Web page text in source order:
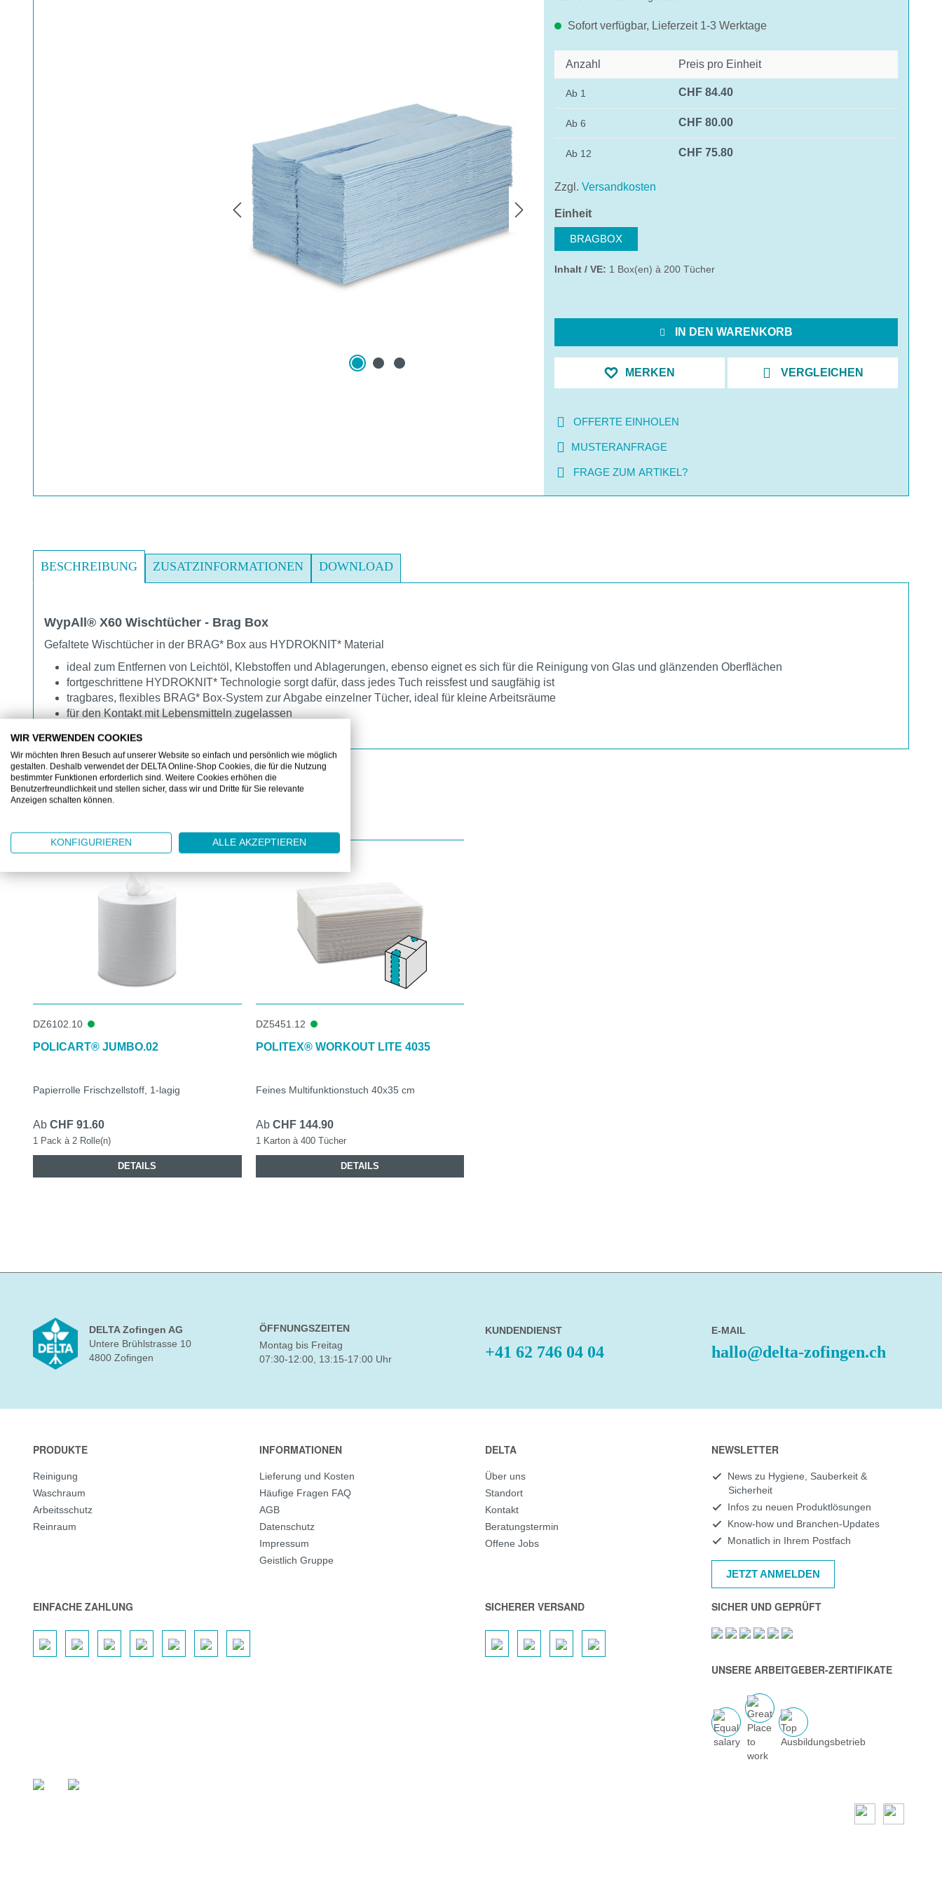
Sofort verfügbar, Lieferzeit 1-3 Werktage
Anzahl Preis pro Einheit
Ab 1 CHF 84.40
Ab 6 CHF 80.00
Ab 12 CHF 75.80
Zzgl. Versandkosten
Einheitauswählen
BRAGBOX
Inhalt / VE: 1 Box(en) à 200 Tücher
IN DEN WARENKORB
MERKEN VERGLEICHEN
OFFERTE EINHOLEN
MUSTERANFRAGE
FRAGE ZUM ARTIKEL?
BESCHREIBUNG ZUSATZINFORMATIONEN DOWNLOAD
WypAll® X60 Wischtücher - Brag Box
Gefaltete Wischtücher in der BRAG* Box aus HYDROKNIT* Material
ideal zum Entfernen von Leichtöl, Klebstoffen und Ablagerungen, ebenso eignet es sich für die Reinigung von Glas und glänzenden Oberflächen
fortgeschrittene HYDROKNIT* Technologie sorgt dafür, dass jedes Tuch reissfest und saugfähig ist
tragbares, flexibles BRAG* Box-System zur Abgabe einzelner Tücher, ideal für kleine Arbeitsräume
für den Kontakt mit Lebensmitteln zugelassen
Produktgalerie überspringen
DZ6102.10
POLICART® JUMBO.02
Papierrolle Frischzellstoff, 1-lagig
Ab CHF 91.60
1 Pack à 2 Rolle(n)
DETAILS
DZ5451.12
POLITEX® WORKOUT LITE 4035
Feines Multifunktionstuch 40x35 cm
Ab CHF 144.90
1 Karton à 400 Tücher
DETAILS
DELTA Zofingen AG
Untere Brühlstrasse 10
4800 Zofingen
ÖFFNUNGSZEITEN
Montag bis Freitag
07:30-12:00, 13:15-17:00 Uhr
KUNDENDIENST
+41 62 746 04 04
E-MAIL
hallo@delta-zofingen.ch
PRODUKTE
Reinigung
Waschraum
Arbeitsschutz
Reinraum
INFORMATIONEN
Lieferung und Kosten
Häufige Fragen FAQ
AGB
Datenschutz
Impressum
Geistlich Gruppe
DELTA
Über uns
Standort
Kontakt
Beratungstermin
Offene Jobs
NEWSLETTER
News zu Hygiene, Sauberkeit &
Sicherheit
Infos zu neuen Produktlösungen
Know-how und Branchen-Updates
Monatlich in Ihrem Postfach
JETZT ANMELDEN
EINFACHE ZAHLUNG SICHERER VERSAND SICHER UND GEPRÜFT
UNSERE ARBEITGEBER-ZERTIFIKATE
WIR VERWENDEN COOKIES
Wir möchten Ihren Besuch auf unserer Website so einfach und persönlich wie möglich
gestalten. Deshalb verwendet der DELTA Online-Shop Cookies, die für die Nutzung
bestimmter Funktionen erforderlich sind. Weitere Cookies erhöhen die
Benutzerfreundlichkeit und stellen sicher, dass wir und Dritte für Sie relevante
Anzeigen schalten können.
KONFIGURIEREN ALLE AKZEPTIEREN